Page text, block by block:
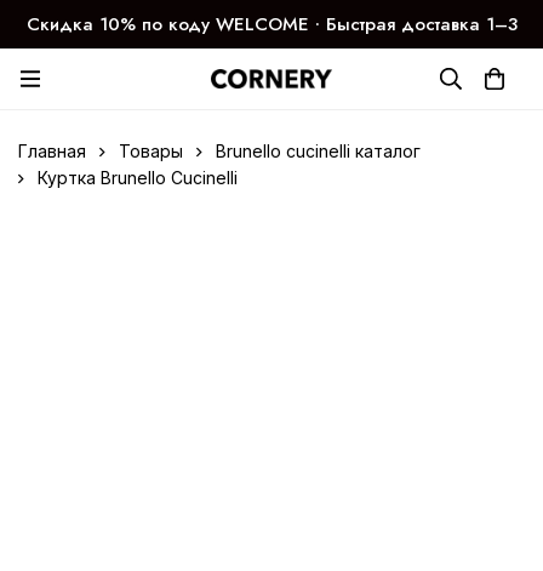
Скидка 10% по коду WELCOME ∙ Быстрая доставка 1–3
дня
Главная Товары
Brunello cucinelli каталог
Куртка Brunello Cucinelli